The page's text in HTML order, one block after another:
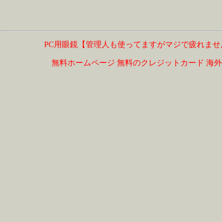
PC用眼鏡【管理人も使ってますがマジで疲れませ
無料ホームページ 無料のクレジットカード 海